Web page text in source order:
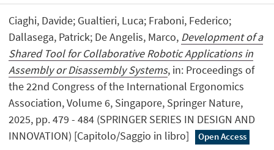
Ciaghi, Davide; Gualtieri, Luca; Fraboni, Federico;
Dallasega, Patrick; De Angelis, Marco, Development of a
Shared Tool for Collaborative Robotic Applications in
Assembly or Disassembly Systems, in: Proceedings of
the 22nd Congress of the International Ergonomics
Association, Volume 6, Singapore, Springer Nature,
2025, pp. 479 - 484 (SPRINGER SERIES IN DESIGN AND
INNOVATION) [Capitolo/Saggio in libro]
Open Access